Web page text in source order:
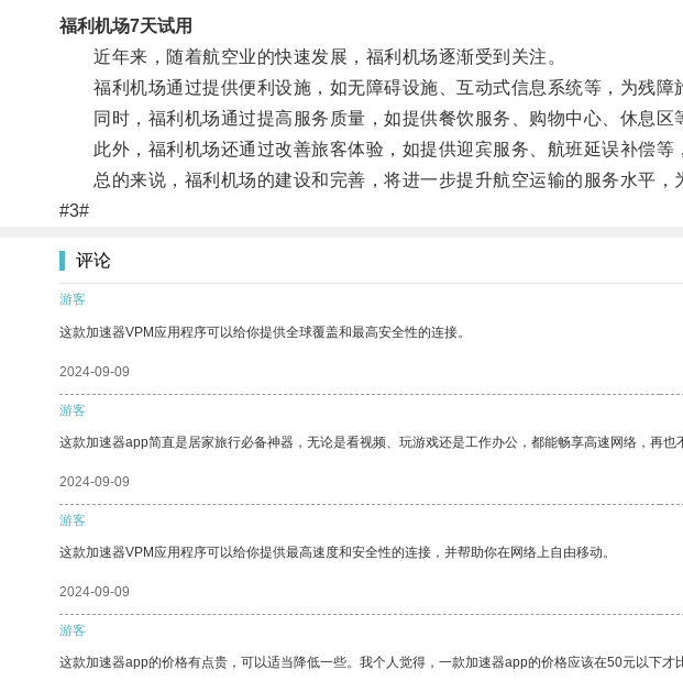
福利机场7天试用
近年来，随着航空业的快速发展，福利机场逐渐受到关注。
福利机场通过提供便利设施，如无障碍设施、互动式信息系统等，为残障
同时，福利机场通过提高服务质量，如提供餐饮服务、购物中心、休息区
此外，福利机场还通过改善旅客体验，如提供迎宾服务、航班延误补偿等
总的来说，福利机场的建设和完善，将进一步提升航空运输的服务水平，
#3#
评论
游客
这款加速器VPM应用程序可以给你提供全球覆盖和最高安全性的连接。
2024-09-09
游客
这款加速器app简直是居家旅行必备神器，无论是看视频、玩游戏还是工作办公，都能畅享高速网络，再也
2024-09-09
游客
这款加速器VPM应用程序可以给你提供最高速度和安全性的连接，并帮助你在网络上自由移动。
2024-09-09
游客
这款加速器app的价格有点贵，可以适当降低一些。我个人觉得，一款加速器app的价格应该在50元以下才